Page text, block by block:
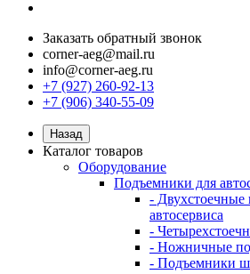
Заказать обратный звонок
corner-aeg@mail.ru
info@corner-aeg.ru
+7 (927) 260-92-13
+7 (906) 340-55-09
Назад
Каталог товаров
Оборудование
Подъемники для
- Двухстоечные
автосервиса
-
- Ножничные
- Подъемники